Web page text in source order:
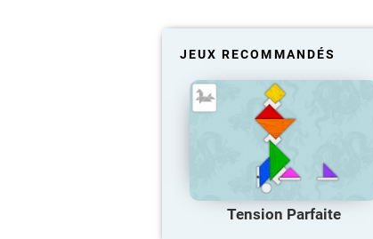
JEUX RECOMMANDÉS
Tension Parfaite